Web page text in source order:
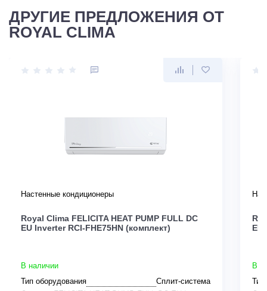
ДРУГИЕ ПРЕДЛОЖЕНИЯ ОТ
ROYAL CLIMA
Настенные кондиционеры
Royal Clima FELICITA HEAT PUMP FULL DC
EU Inverter RCI-FHE75HN (комплект)
В наличии
Тип оборудования
Сплит-система
EU
В
Тип